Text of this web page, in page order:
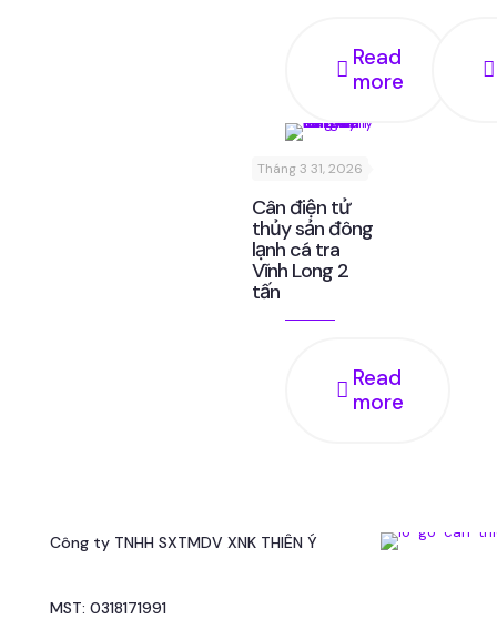
Read
more
Tháng 3 31, 2026
Cân điện tử
thủy sản đông
lạnh cá tra
Vĩnh Long 2
tấn
Read
more
Công ty TNHH SXTMDV XNK THIÊN Ý
MST: 0318171991